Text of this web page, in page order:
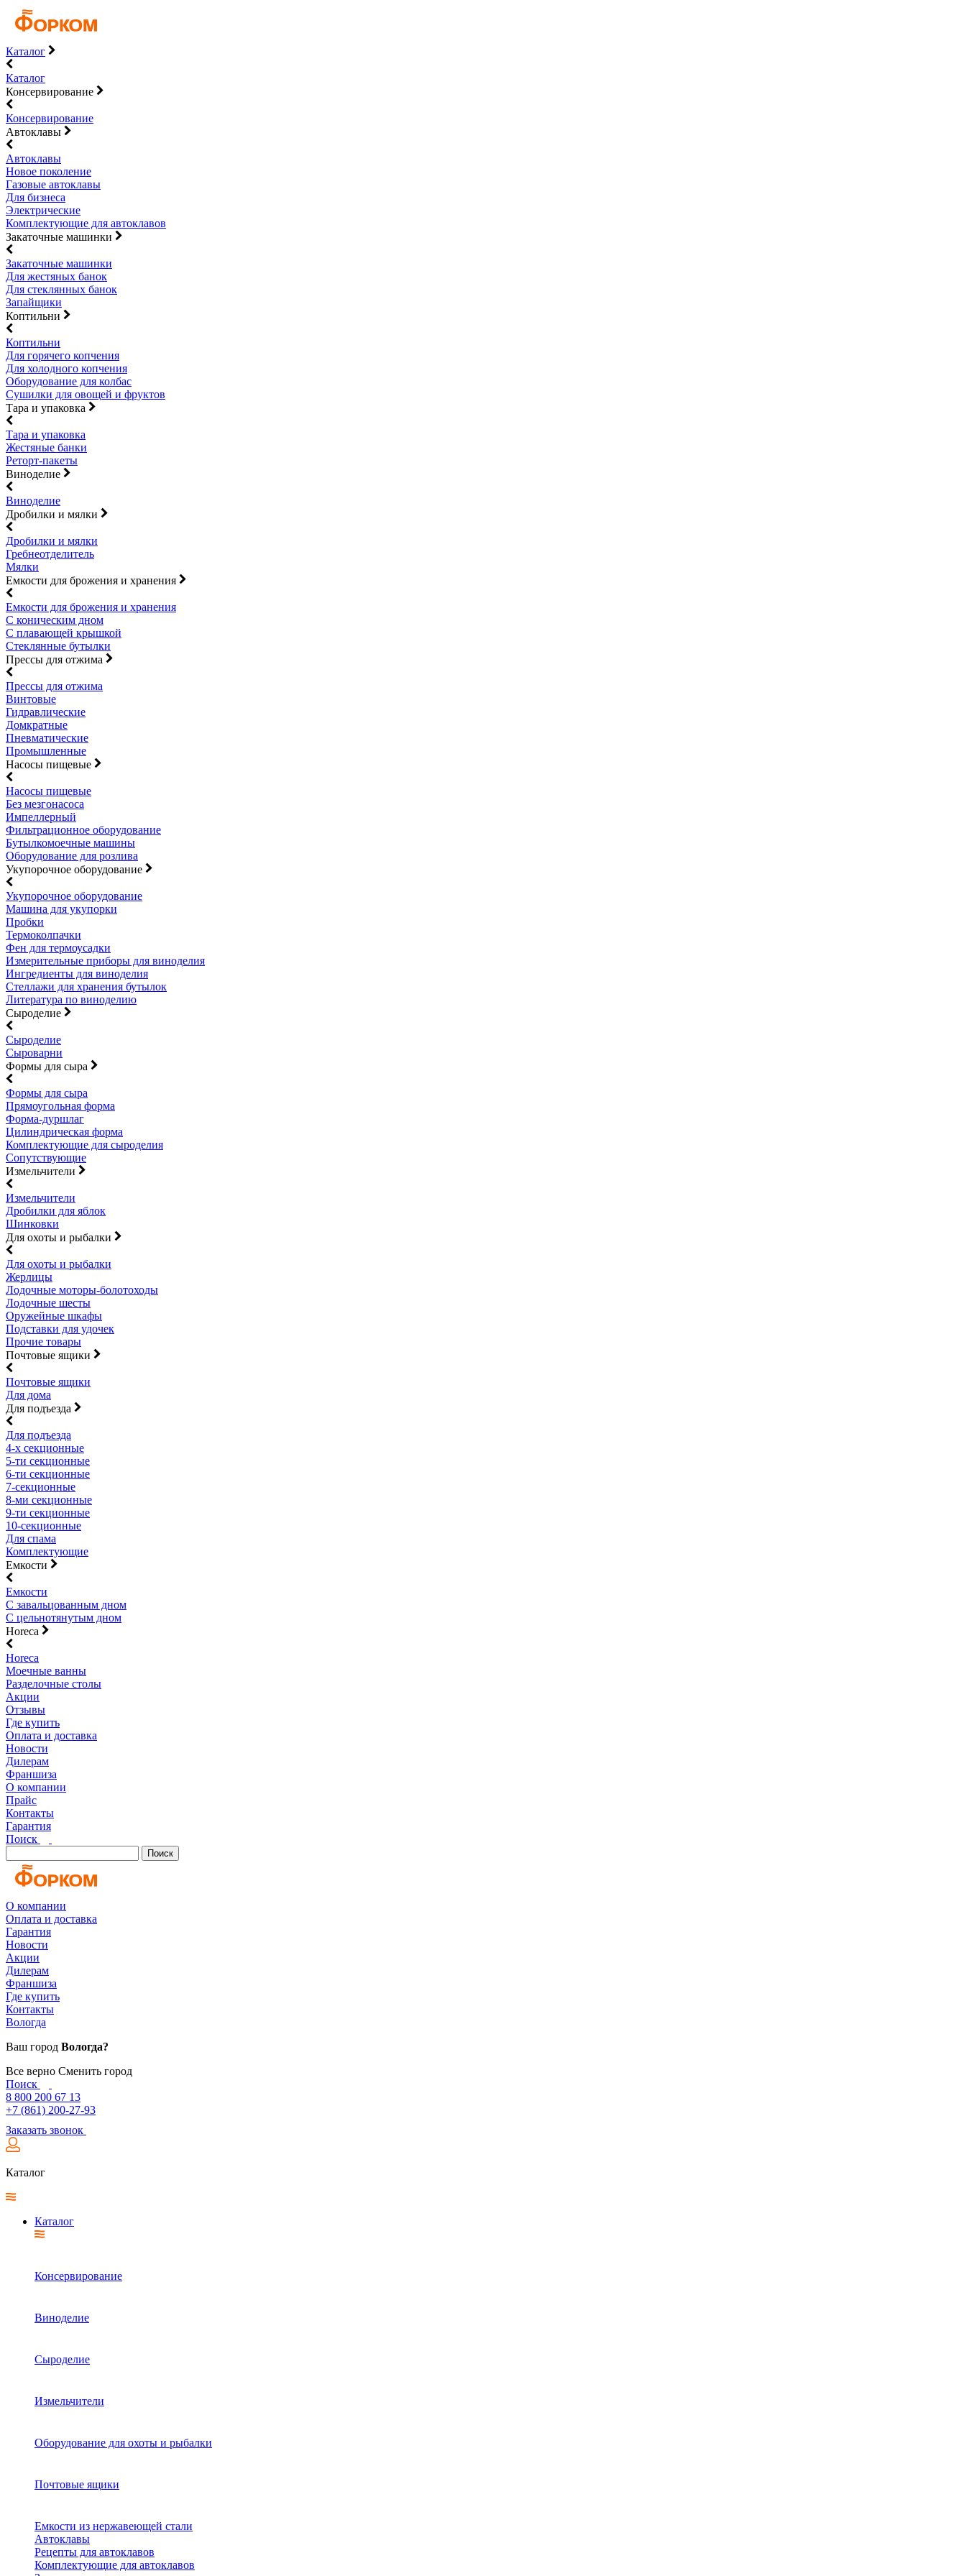
Каталог
Каталог
Консервирование
Консервирование
Автоклавы
Автоклавы
Новое поколение
Газовые автоклавы
Для бизнеса
Электрические
Комплектующие для автоклавов
Закаточные машинки
Закаточные машинки
Для жестяных банок
Для стеклянных банок
Запайщики
Коптильни
Коптильни
Для горячего копчения
Для холодного копчения
Оборудование для колбас
Сушилки для овощей и фруктов
Тара и упаковка
Тара и упаковка
Жестяные банки
Реторт-пакеты
Виноделие
Виноделие
Дробилки и мялки
Дробилки и мялки
Гребнеотделитель
Мялки
Емкости для брожения и хранения
Емкости для брожения и хранения
С коническим дном
С плавающей крышкой
Стеклянные бутылки
Прессы для отжима
Прессы для отжима
Винтовые
Гидравлические
Домкратные
Пневматические
Промышленные
Насосы пищевые
Насосы пищевые
Без мезгонасоса
Импеллерный
Фильтрационное оборудование
Бутылкомоечные машины
Оборудование для розлива
Укупорочное оборудование
Укупорочное оборудование
Машина для укупорки
Пробки
Термоколпачки
Фен для термоусадки
Измерительные приборы для виноделия
Ингредиенты для виноделия
Стеллажи для хранения бутылок
Литература по виноделию
Сыроделие
Сыроделие
Сыроварни
Формы для сыра
Формы для сыра
Прямоугольная форма
Форма-дуршлаг
Цилиндрическая форма
Комплектующие для сыроделия
Сопутствующие
Измельчители
Измельчители
Дробилки для яблок
Шинковки
Для охоты и рыбалки
Для охоты и рыбалки
Жерлицы
Лодочные моторы-болотоходы
Лодочные шесты
Оружейные шкафы
Подставки для удочек
Прочие товары
Почтовые ящики
Почтовые ящики
Для дома
Для подъезда
Для подъезда
4-х секционные
5-ти секционные
6-ти секционные
7-секционные
8-ми секционные
9-ти секционные
10-секционные
Для спама
Комплектующие
Емкости
Емкости
С завальцованным дном
С цельнотянутым дном
Horeca
Horeca
Моечные ванны
Разделочные столы
Акции
Отзывы
Где купить
Оплата и доставка
Новости
Дилерам
Франшиза
О компании
Прайс
Контакты
Гарантия
Поиск
Поиск
О компании
Оплата и доставка
Гарантия
Новости
Акции
Дилерам
Франшиза
Где купить
Контакты
Вологда
Ваш город Вологда?
Все верно Сменить город
Поиск
8 800 200 67 13
+7 (861) 200-27-93
Заказать звонок
Каталог
Каталог
Консервирование
Виноделие
Сыроделие
Измельчители
Оборудование для охоты и рыбалки
Почтовые ящики
Емкости из нержавеющей стали
Автоклавы
Рецепты для автоклавов
Комплектующие для автоклавов